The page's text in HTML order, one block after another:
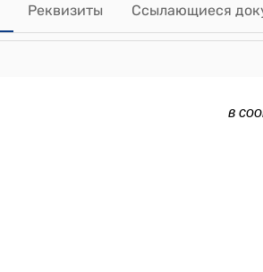
Реквизиты Ссылающиеся